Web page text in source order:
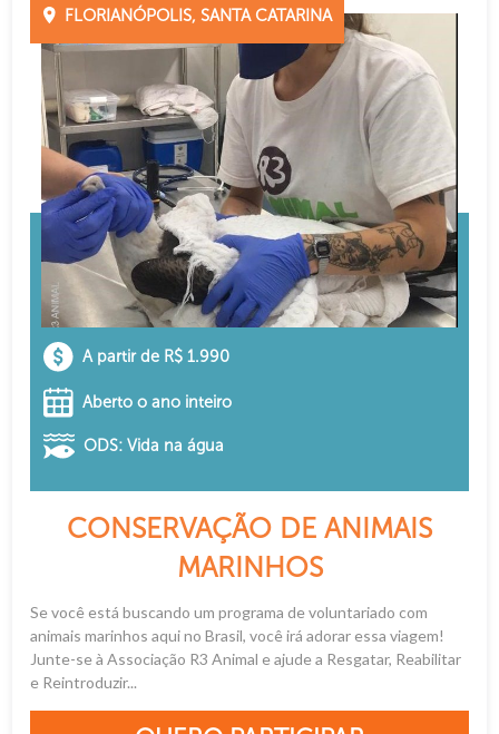
FLORIANÓPOLIS, SANTA CATARINA
A partir de R$ 1.990
Aberto o ano inteiro
ODS: Vida na água
CONSERVAÇÃO DE ANIMAIS
MARINHOS
Se você está buscando um programa de voluntariado com
animais marinhos aqui no Brasil, você irá adorar essa viagem!
Junte-se à Associação R3 Animal e ajude a Resgatar, Reabilitar
e Reintroduzir...